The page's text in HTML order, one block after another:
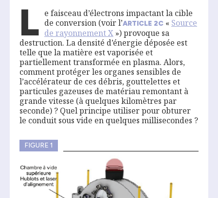
L e faisceau d’électrons impactant la cible
de conversion (voir l’ARTICLE 2C « Source
de rayonnement X ») provoque sa
destruction. La densité d’énergie déposée est
telle que la matière est vaporisée et
partiellement transformée en plasma. Alors,
comment protéger les organes sensibles de
l’accélérateur de ces débris, gouttelettes et
particules gazeuses de matériau remontant à
grande vitesse (à quelques kilomètres par
seconde) ? Quel principe utiliser pour obturer
le conduit sous vide en quelques millisecondes ?
FIGURE 1